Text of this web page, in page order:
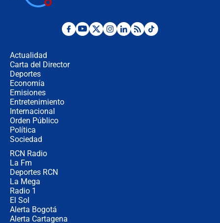
Posesión de Abelardo De La Espriella
Actualidad
Carta del Director
Deportes
Economía
Emisiones
Entretenimiento
Internacional
Orden Público
Política
Sociedad
RCN Radio
La Fm
Deportes RCN
La Mega
Radio 1
El Sol
Alerta Bogotá
Alerta Cartagena